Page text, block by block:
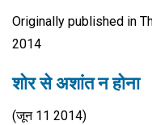
Originally published in
2014
शोर से अशांत न होना
(जून 11 2014)